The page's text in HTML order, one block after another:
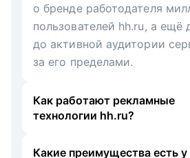
о бренде работодателя
пользователей hh.ru, а ещё
до активной аудитории
за его пределами.
Как работают рекламные
технологии hh.ru?
Какие преимущества есть